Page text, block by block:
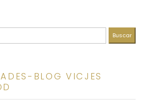
BLOG VICJES